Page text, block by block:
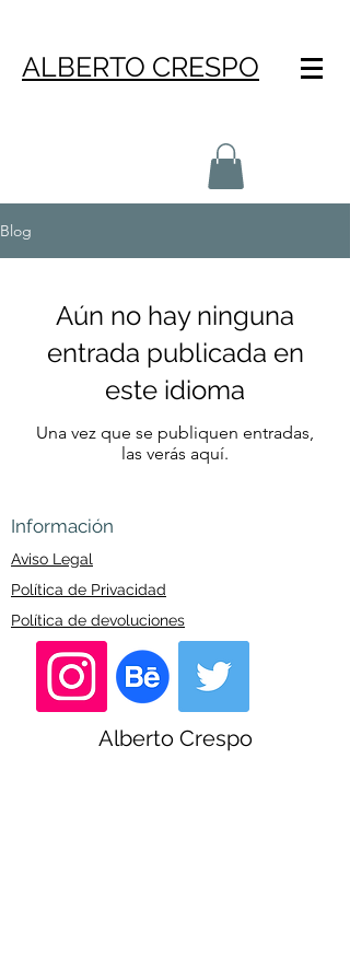
ALBERTO CRESPO
Blog
Aún no hay ninguna
entrada publicada en
este idioma
Una vez que se publiquen entradas,
las verás aquí.
Información
Aviso Legal
Política de Privacidad
Política de devoluciones
Alberto Crespo